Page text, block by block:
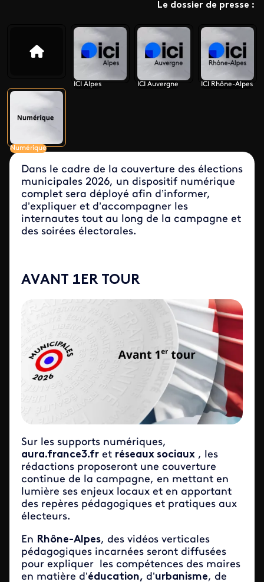
Le dossier de presse :
ICI Alpes ICI Auvergne ICI Rhône-Alpes
Numérique
Dans le cadre de la couverture des élections
municipales 2026, un dispositif numérique
complet sera déployé afin d’informer,
d’expliquer et d’accompagner les
internautes tout au long de la campagne et
des soirées électorales.
AVANT 1ER TOUR
Sur les supports numériques,
aura.france3.fr et réseaux sociaux , les
rédactions proposeront une couverture
continue de la campagne, en mettant en
lumière ses enjeux locaux et en apportant
des repères pédagogiques et pratiques aux
électeurs.
En Rhône-Alpes, des vidéos verticales
pédagogiques incarnées seront diffusées
pour expliquer les compétences des maires
en matière d’éducation, d’urbanisme, de